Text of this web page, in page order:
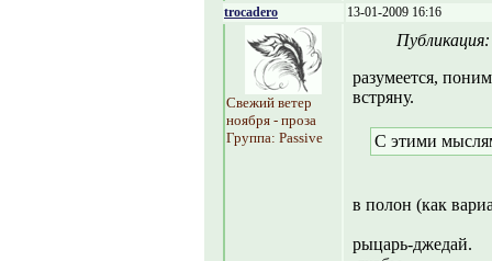
trocadero 13-01-2009 16:16
Свежий ветер
ноября - проза
Группа: Passive
разумеется,
встряну.
С этими
в полон (как
рыцарь-джедай.